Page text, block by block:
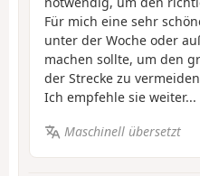
Für mich eine sehr
unter der Woche oder
machen sollte, um den
der Strecke zu
Ich empfehle sie weiter...
Maschinell übersetzt